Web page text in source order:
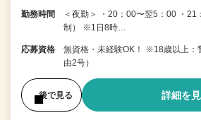
勤務時間
＜夜勤＞ ・20：00〜翌5：00 ・21
制） ※1日8時…
応募資格
無資格・未経験OK！ ※18歳以上：
由2号）
後で見る 詳細を